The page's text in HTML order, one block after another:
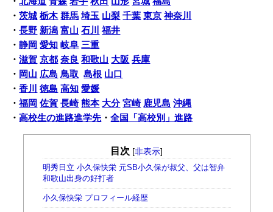
・茨城 栃木 群馬 埼玉 山梨 千葉 東京 神奈川
・長野 新潟 富山 石川
福井
・静岡 愛知 岐阜 三重
・滋賀 京都 奈良 和歌山 大阪 兵庫
・ 岡山 広島 鳥取 島根 山口
・香川 徳島 高知 愛媛
・福岡 佐賀 長崎 熊本 大分 宮崎 鹿児島 沖縄
・高校生の進路進学先・全国「高校別」進路
目次 [非表示]
明秀日立 小久保快栄 元SB小久保が叔父、父は智弁
和歌山出身の好打者
小久保快栄 プロフィール経歴